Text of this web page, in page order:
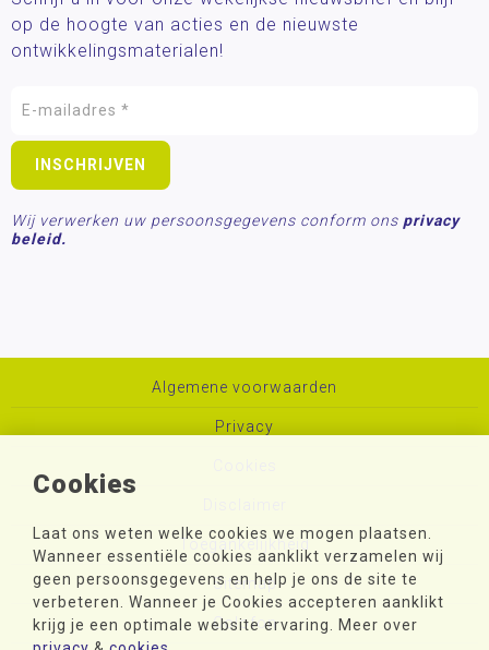
Cookies
Laat ons weten welke cookies we mogen plaatsen.
Wanneer essentiële cookies aanklikt verzamelen wij
geen persoonsgegevens en help je ons de site te
verbeteren. Wanneer je Cookies accepteren aanklikt
krijg je een optimale website ervaring. Meer over
op de hoogte van acties en de nieuwste
ontwikkelingsmaterialen!
Wij verwerken uw persoonsgegevens conform ons privacy
beleid.
Algemene voorwaarden
Privacy
Toegankelijkheid
Sitemap
Colofon